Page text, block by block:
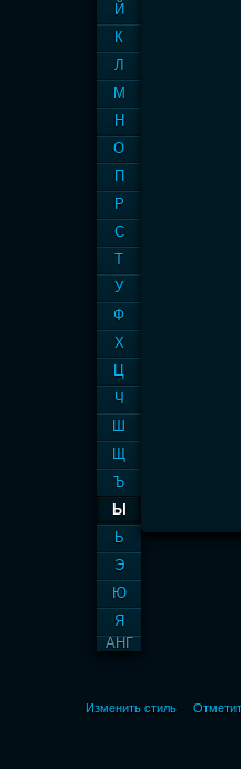
Й
К
Л
М
Н
О
П
Р
С
Т
У
Ф
Х
Ц
Ч
Ш
Щ
Ъ
Ы
Ь
Э
Ю
Я
АНГ
Изменить стиль